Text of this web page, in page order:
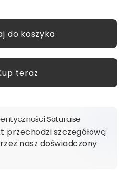
teraz
Saturaise
przechodzi szczegółową
nasz doświadczony